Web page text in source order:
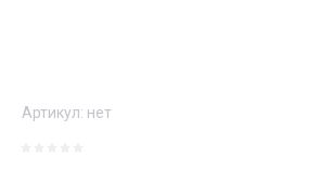
Артикул: нет